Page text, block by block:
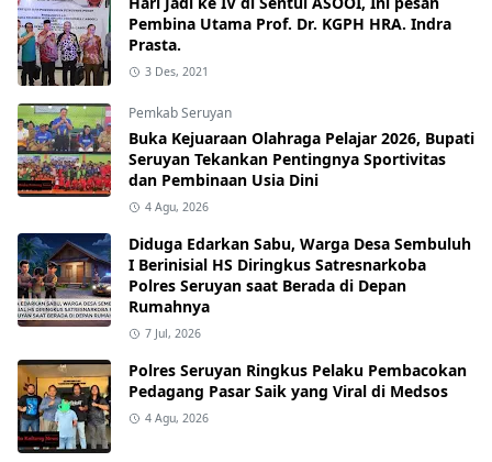
Pembina Utama Prof. Dr. KGPH HRA. Indra
Prasta.
3 Des, 2021
Pemkab Seruyan
Buka Kejuaraan Olahraga Pelajar 2026, Bupati
Seruyan Tekankan Pentingnya Sportivitas
dan Pembinaan Usia Dini
4 Agu, 2026
Diduga Edarkan Sabu, Warga Desa Sembuluh
I Berinisial HS Diringkus Satresnarkoba
Polres Seruyan saat Berada di Depan
Rumahnya
7 Jul, 2026
Polres Seruyan Ringkus Pelaku Pembacokan
Pedagang Pasar Saik yang Viral di Medsos
4 Agu, 2026